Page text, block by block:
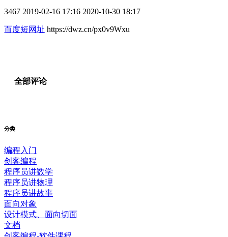
3467 2019-02-16 17:16 2020-10-30 18:17
百度短网址 https://dwz.cn/px0v9Wxu
全部评论
分类
编程入门
创客编程
程序员讲数学
程序员讲物理
程序员讲故事
面向对象
设计模式、面向切面
文档